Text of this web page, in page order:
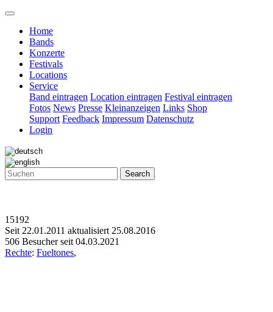
Home
Bands
Konzerte
Festivals
Locations
Service
Band eintragen Location eintragen Festival eintragen
Fotos News Presse Kleinanzeigen Links Shop
Support Feedback Impressum Datenschutz
Login
Search
15192
Seit 22.01.2011 aktualisiert 25.08.2016
506 Besucher seit 04.03.2021
Rechte: Fueltones,